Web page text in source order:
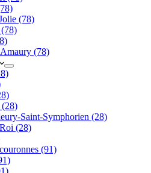
(78)
(78)
(28)
Saint-Symphorien (28)
(28)
(91)